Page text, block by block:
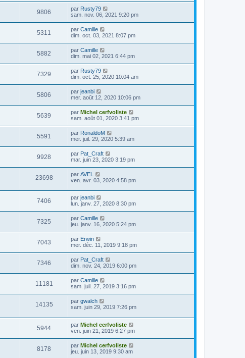
9806 par Rusty79
sam. nov. 06, 2021 9:20 pm
5311 par Camille
dim. oct. 03, 2021 8:07 pm
5882 par Camille
dim. mai 02, 2021 6:44 pm
7329 par Rusty79
dim. oct. 25, 2020 10:04 am
5806 par jeanbi
mer. août 12, 2020 10:06 pm
5639 par Michel cerfvoliste
sam. août 01, 2020 3:41 pm
5591 par RonaldoM
mer. juil. 29, 2020 5:39 am
9928 par Pat_Craft
mar. juin 23, 2020 3:19 pm
23698 par AVEL
ven. avr. 03, 2020 4:58 pm
7406 par jeanbi
lun. janv. 27, 2020 8:30 pm
7325 par Camille
jeu. janv. 16, 2020 5:24 pm
7043 par Erwin
mer. déc. 11, 2019 9:18 pm
7346 par Pat_Craft
dim. nov. 24, 2019 6:00 pm
11181 par Camille
sam. juil. 27, 2019 3:16 pm
14135 par gwalch
sam. juin 29, 2019 7:26 pm
5944 par Michel cerfvoliste
ven. juin 21, 2019 6:27 pm
8178 par Michel cerfvoliste
jeu. juin 13, 2019 9:30 am